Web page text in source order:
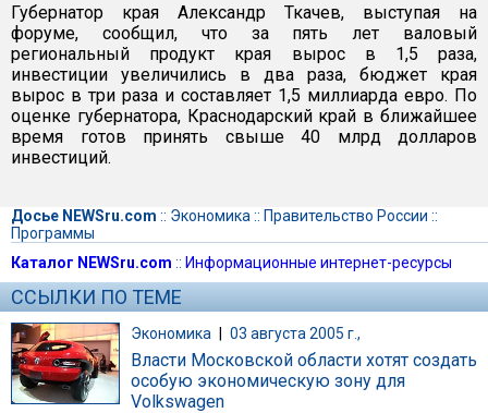
Губернатор края Александр Ткачев, выступая на
форуме, сообщил, что за пять лет валовый
региональный продукт края вырос в 1,5 раза,
инвестиции увеличились в два раза, бюджет края
вырос в три раза и составляет 1,5 миллиарда евро. По
оценке губернатора, Краснодарский край в ближайшее
время готов принять свыше 40 млрд долларов
инвестиций.
Досье NEWSru.com :: Экономика :: Правительство России ::
Программы
Каталог NEWSru.com :: Информационные интернет-ресурсы
ССЫЛКИ ПО ТЕМЕ
Экономика | 03 августа 2005 г.,
Власти Московской области хотят создать
особую экономическую зону для
Volkswagen